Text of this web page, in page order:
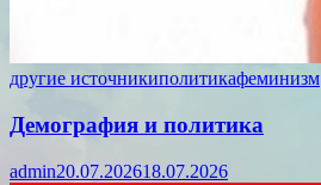
другие источникиполитикафеминизм
Демография и политика
admin20.07.202618.07.2026